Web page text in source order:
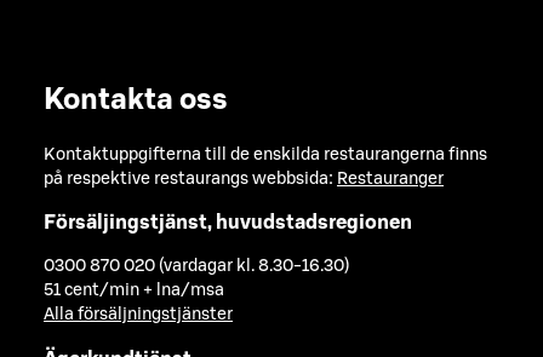
Kontakta oss
Kontaktuppgifterna till de enskilda restaurangerna finns
på respektive restaurangs webbsida: Restauranger
Försäljingstjänst, huvudstadsregionen
0300 870 020 (vardagar kl. 8.30-16.30)
51 cent/min + lna/msa
Alla försäljningstjänster